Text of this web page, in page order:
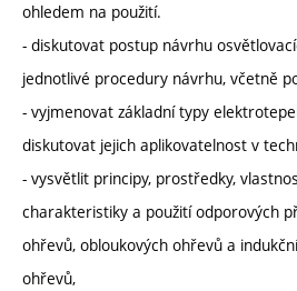
ohledem na použití.
- diskutovat postup návrhu
jednotlivé procedury návrhu, včetně
- vyjmenovat základní typy
diskutovat jejich aplikovatelnost v
- vysvětlit principy, prostředky,
charakteristiky a použití odporových
ohřevů, obloukových ohřevů a
ohřevů,